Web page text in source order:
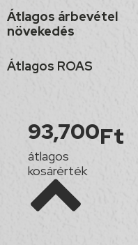
Átlagos árbevétel
növekedés
Átlagos ROAS
93,700Ft
átlagos
kosárérték